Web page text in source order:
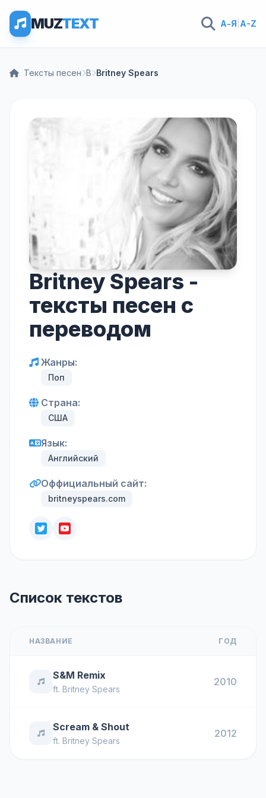
MUZTEXT А-Я A-Z
Тексты песен B Britney Spears
Britney Spears -
тексты песен с
переводом
Жанры:
Поп
Страна:
США
Язык:
Английский
Оффициальный сайт:
britneyspears.com
Список текстов
НАЗВАНИЕ ГОД
S&M Remix
ft. Britney Spears
2010
Scream & Shout
ft. Britney Spears
2012